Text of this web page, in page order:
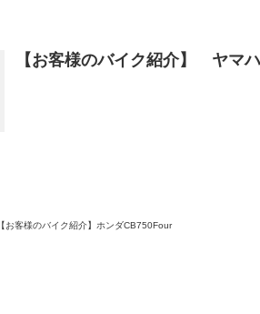
【お客様のバイク紹介】 ヤマ
【お客様のバイク紹介】ホンダCB750Four